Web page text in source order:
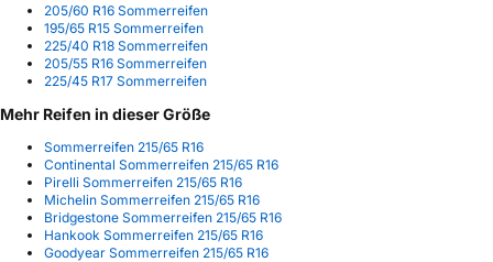
205/60 R16 Sommerreifen
195/65 R15 Sommerreifen
225/40 R18 Sommerreifen
205/55 R16 Sommerreifen
225/45 R17 Sommerreifen
Mehr Reifen in dieser Größe
Sommerreifen 215/65 R16
Continental Sommerreifen 215/65 R16
Pirelli Sommerreifen 215/65 R16
Michelin Sommerreifen 215/65 R16
Bridgestone Sommerreifen 215/65 R16
Hankook Sommerreifen 215/65 R16
Goodyear Sommerreifen 215/65 R16